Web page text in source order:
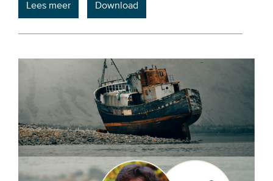
Lees meer Download